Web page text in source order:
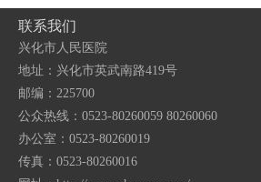
联系我们
兴化市人民医院
地址：兴化市英武南路419号
邮编：225700
公众热线：0523-80260059 80260060
办公室：0523-80260019
传真：0523-80260016